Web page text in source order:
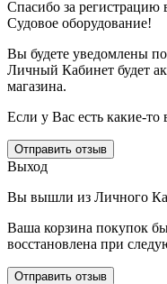
Спасибо за
Судовое оборудование!
Вы будете уведомлены
Личный Кабинет будет
магазина.
Если у Вас есть какие-
Отправить отзыв
Выход
Вы вышли из Личного
Ваша корзина покупок
восстановлена при
Отправить отзыв